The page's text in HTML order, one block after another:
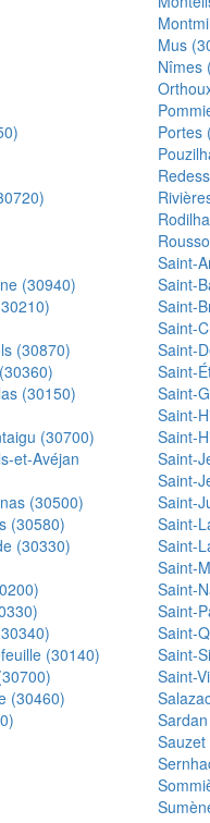
Mus
Nîmes
Portes
Saint-
(30940)
Saint-
Saint-
Saint-
(30870)
Saint-
Saint-
(30150)
Saint-
Saint-
(30700)
Saint-
et-Avéjan
Saint-
Saint-
(30500)
Saint-
(30580)
Saint-
(30330)
Saint-
Saint-
Saint-
Saint-
Saint-
(30140)
Saint-
Saint-
(30460)